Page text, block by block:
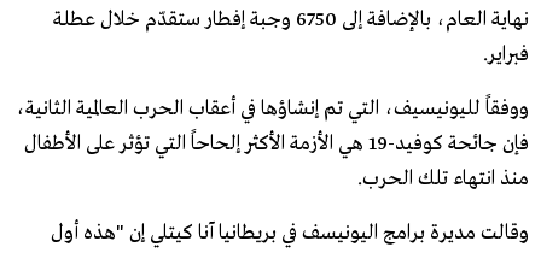
نهاية العام، بالإضافة إلى 6750 وجبة إفطار ستقدّم خلال عطلة
فبراير.
ووفقاً لليونيسيف، التي تم إنشاؤها في أعقاب الحرب العالمية الثانية،
فإن جائحة كوفيد-19 هي الأزمة الأكثر إلحاحاً التي تؤثر على الأطفال
منذ انتهاء تلك الحرب.
وقالت مديرة برامج اليونيسف في بريطانيا آنا كيتلي إن "هذه أول